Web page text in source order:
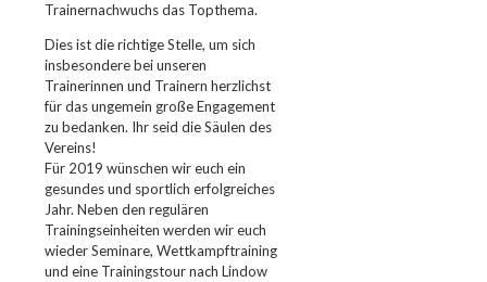
Trainernachwuchs das Topthema.
Dies ist die richtige Stelle, um sich
insbesondere bei unseren
Trainerinnen und Trainern herzlichst
für das ungemein große Engagement
zu bedanken. Ihr seid die Säulen des
Vereins!
Für 2019 wünschen wir euch ein
gesundes und sportlich erfolgreiches
Jahr. Neben den regulären
Trainingseinheiten werden wir euch
wieder Seminare, Wettkampftraining
und eine Trainingstour nach Lindow